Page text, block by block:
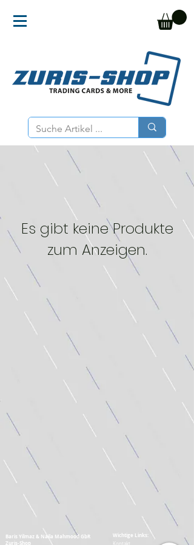
Es gibt keine Produkte
zum Anzeigen.
Baris Yilmaz & Naila Mahmood GbR
Zuris-Shop
Wichtige Links:
Kontakt